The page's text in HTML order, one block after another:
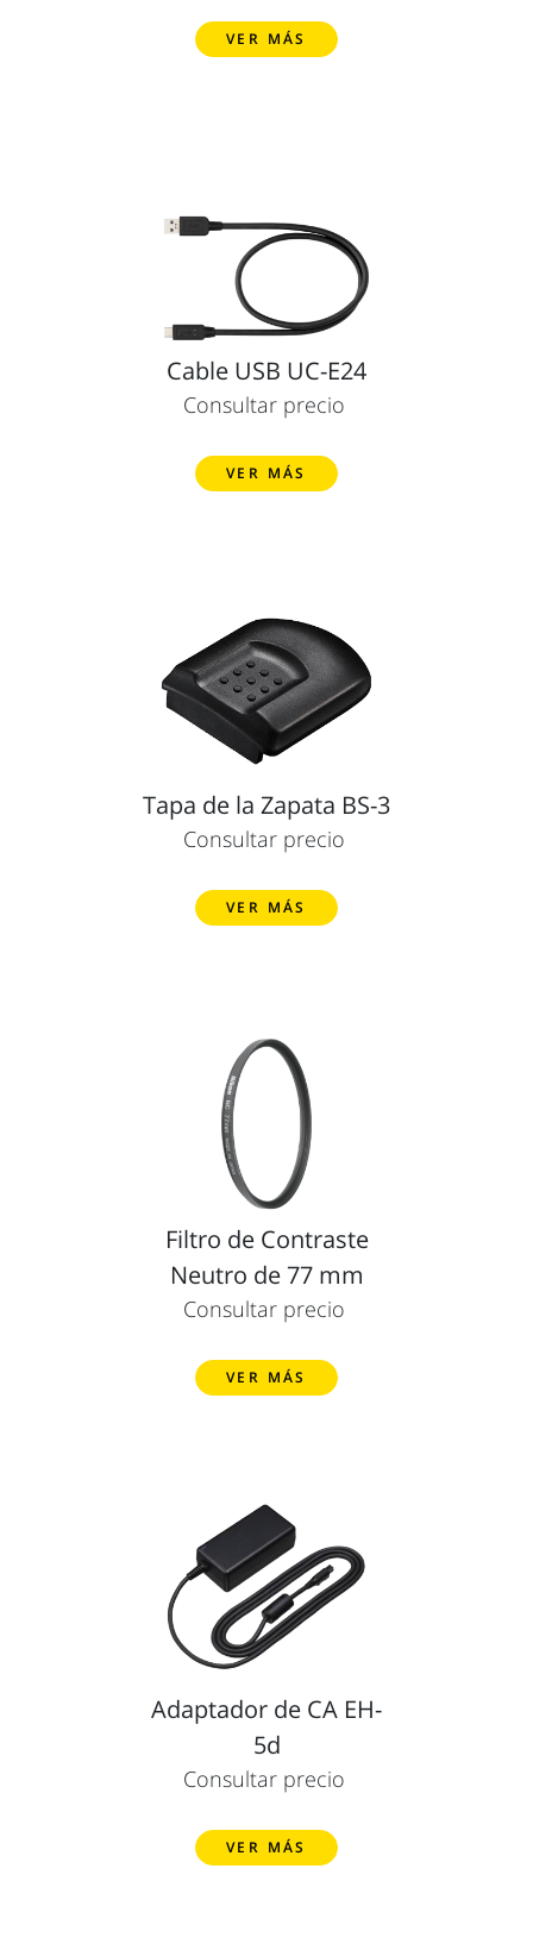
VER MÁS
Cable USB UC-E24
Consultar precio
VER MÁS
Tapa de la Zapata BS-3
Consultar precio
VER MÁS
Filtro de Contraste
Neutro de 77 mm
Consultar precio
VER MÁS
Adaptador de CA EH-
5d
Consultar precio
VER MÁS